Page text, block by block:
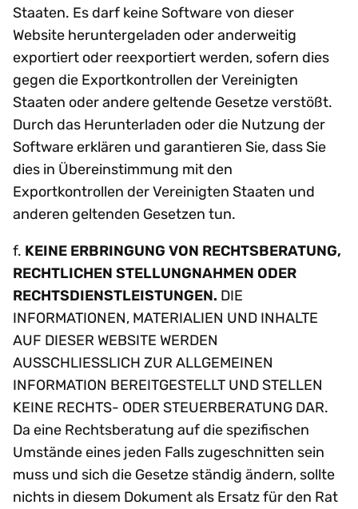
Staaten. Es darf keine Software von dieser
Website heruntergeladen oder anderweitig
exportiert oder reexportiert werden, sofern dies
gegen die Exportkontrollen der Vereinigten
Staaten oder andere geltende Gesetze verstößt.
Durch das Herunterladen oder die Nutzung der
Software erklären und garantieren Sie, dass Sie
dies in Übereinstimmung mit den
Exportkontrollen der Vereinigten Staaten und
anderen geltenden Gesetzen tun.
f. KEINE ERBRINGUNG VON RECHTSBERATUNG,
RECHTLICHEN STELLUNGNAHMEN ODER
RECHTSDIENSTLEISTUNGEN. DIE
INFORMATIONEN, MATERIALIEN UND INHALTE
AUF DIESER WEBSITE WERDEN
AUSSCHLIESSLICH ZUR ALLGEMEINEN
INFORMATION BEREITGESTELLT UND STELLEN
KEINE RECHTS- ODER STEUERBERATUNG DAR.
Da eine Rechtsberatung auf die spezifischen
Umstände eines jeden Falls zugeschnitten sein
muss und sich die Gesetze ständig ändern, sollte
nichts in diesem Dokument als Ersatz für den Rat